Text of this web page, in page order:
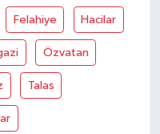
Felahiye Hacilar
Özvatan
Talas